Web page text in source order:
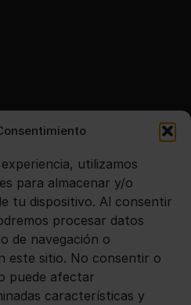
utilizamos
para almacenar y/o
tu dispositivo. Al consentir
procesar datos
de navegación o
este sitio. No consentir o
puede afectar
características y